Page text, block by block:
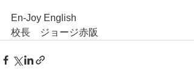
En-Joy English
校長　ジョージ赤阪